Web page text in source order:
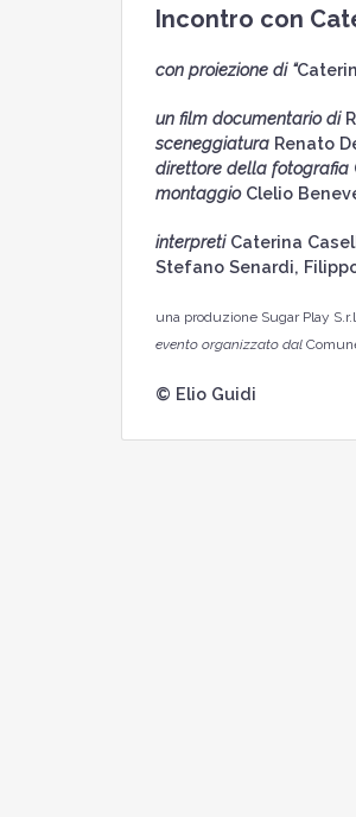
Incontro con
con proiezione di “
un film documentario di
sceneggiatura Renato
direttore della fotografia
montaggio Clelio
interpreti Caterina
Stefano Senardi,
una produzione Sugar Play
evento organizzato dal
© Elio Guidi